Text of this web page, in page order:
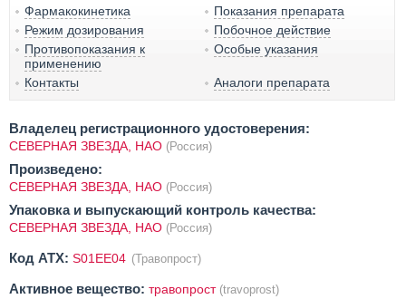
Фармакокинетика
Показания препарата
Режим дозирования
Побочное действие
Противопоказания к
применению
Особые указания
Контакты Аналоги препарата
Владелец регистрационного удостоверения:
СЕВЕРНАЯ ЗВЕЗДА, НАО (Россия)
Произведено:
СЕВЕРНАЯ ЗВЕЗДА, НАО (Россия)
Упаковка и выпускающий контроль качества:
СЕВЕРНАЯ ЗВЕЗДА, НАО (Россия)
Код ATX: S01EE04 (Травопрост)
Активное вещество: травопрост (travoprost)